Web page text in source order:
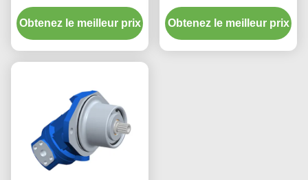
de 300 bar A2FM107
107cc avec boîtier en
fonte
Obtenez le meilleur prix
dépendant de la vitesse
du moteur 64kg
Conception compacte
Obtenez le meilleur prix